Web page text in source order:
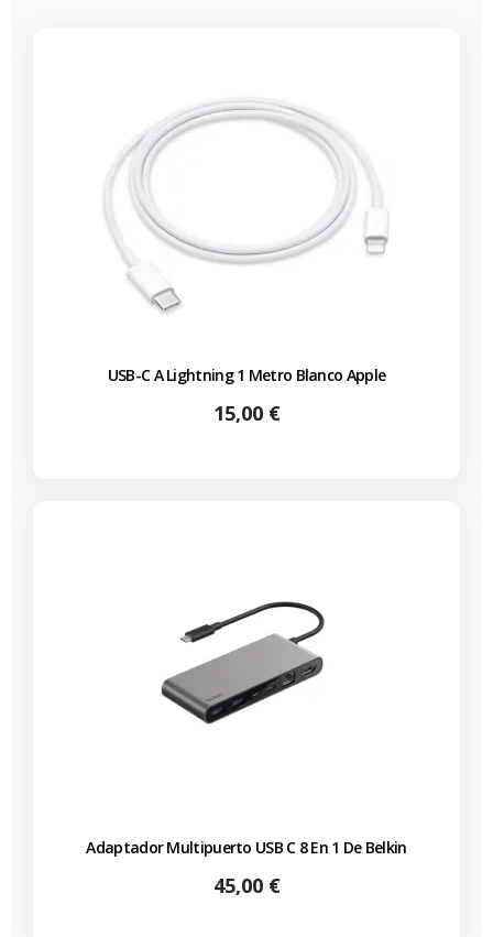
USB-C A Lightning 1 Metro Blanco Apple
Precio
15,00 €
Adaptador Multipuerto USB C 8 En 1 De Belkin
Precio
45,00 €